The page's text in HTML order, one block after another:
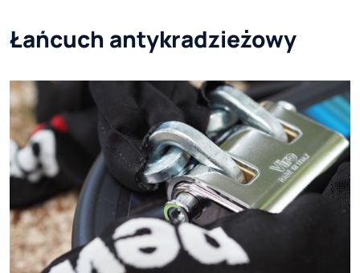
Łańcuch antykradzieżowy